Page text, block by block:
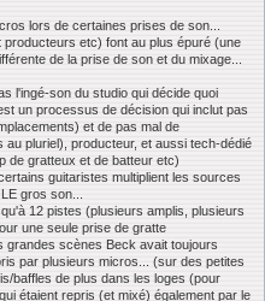
lors de certaines prises de son...
etc) font au plus épuré (une
de la prise de son et du mixage...
l'ingé-son du studio qui décide quoi
un processus de décision qui inclut pas
et de pas mal de
pluriel), producteur, et aussi tech-dédié
de gratteux et de batteur etc)
guitaristes multiplient les sources
gros son...
12 pistes (plusieurs amplis, plusieurs
une seule prise de gratte
grandes scènes Beck avait toujours
par plusieurs micros... (sur des petites
baffles de plus dans les loges (pour
étaient repris (et mixé) également par le